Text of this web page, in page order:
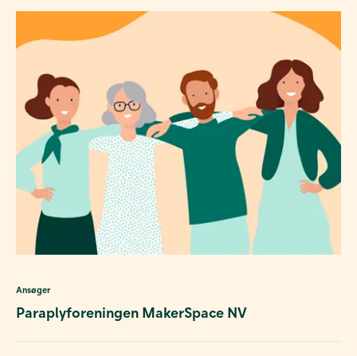
Ansøger
Paraplyforeningen MakerSpace NV